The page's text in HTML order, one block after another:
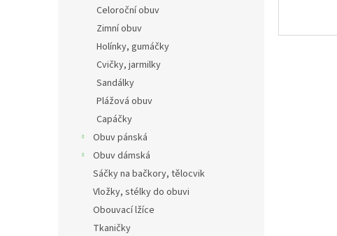
Celoroční obuv
Zimní obuv
Holínky, gumáčky
Cvičky, jarmilky
Sandálky
Plážová obuv
Capáčky
Obuv pánská
Obuv dámská
Sáčky na bačkory, tělocvik
Vložky, stélky do obuvi
Obouvací lžíce
Tkaničky